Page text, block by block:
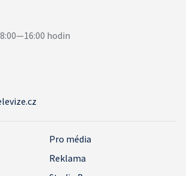
Pro média
Reklama